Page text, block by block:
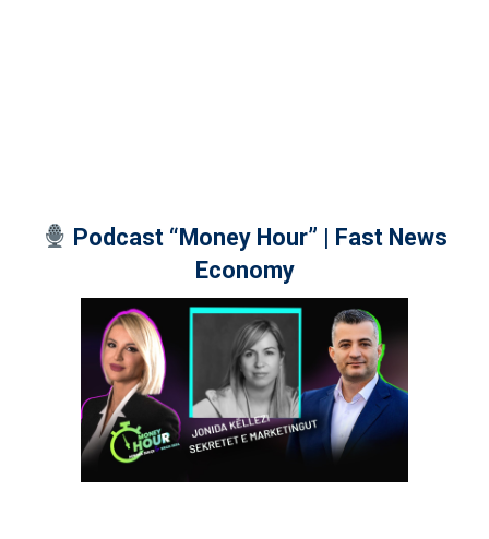
Podcast “Money Hour” | Fast News
Economy